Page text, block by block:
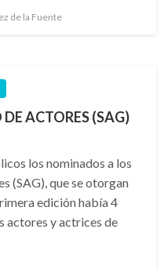
de la Fuente
ACTORES (SAG)
los nominados a los
(SAG), que se otorgan
edición había 4
actores y actrices de